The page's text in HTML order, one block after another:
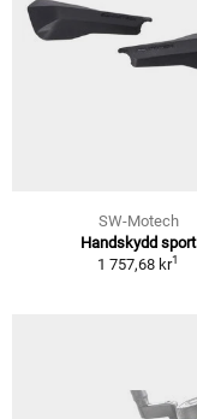
SW-Motech
Handskydd sport
1 757,68 kr1